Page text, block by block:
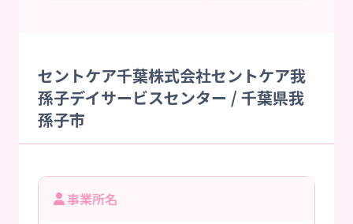
セントケア千葉株式会社セントケア我
孫子デイサービスセンター / 千葉県我
孫子市
事業所名